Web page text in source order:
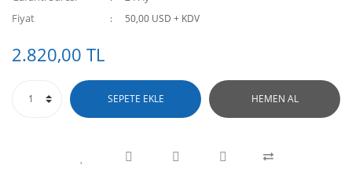
Fiyat 50,00 USD + KDV
2.820,00 TL
SEPETE EKLE HEMEN AL